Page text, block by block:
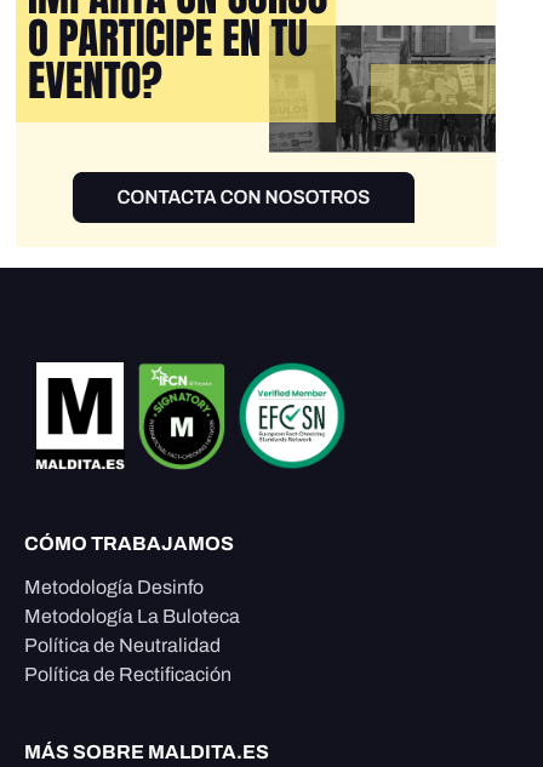
CÓMO TRABAJAMOS
Metodología Desinfo
Metodología La Buloteca
Política de Neutralidad
Política de Rectificación
MÁS SOBRE MALDITA.ES